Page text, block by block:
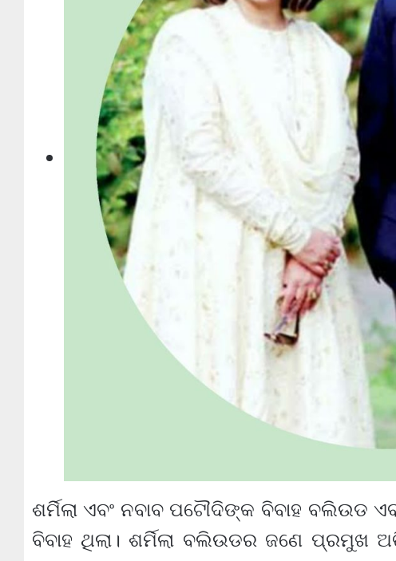
ଶର୍ମିଲା ଏବଂ ନବାବ ପଟୌଦିଙ୍କ ବିବାହ ବଲିଉଡ
ବିବାହ ଥିଲା। ଶର୍ମିଲା ବଲିଉଡର ଜଣେ ପ୍ରମୁଖ